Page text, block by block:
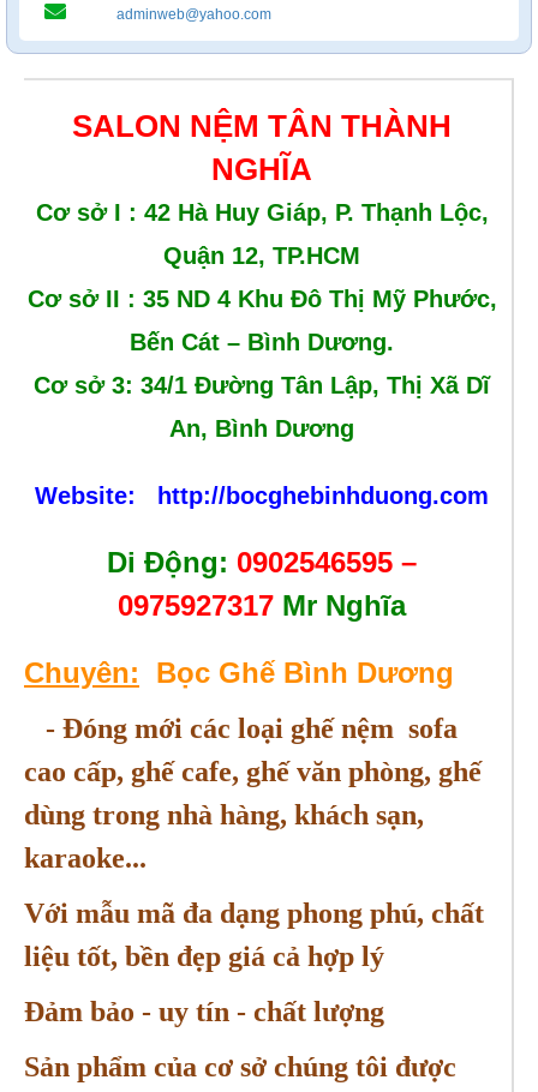
adminweb@yahoo.com
SALON NỆM TÂN THÀNH
NGHĨA
Cơ sở I : 42 Hà Huy Giáp, P. Thạnh Lộc,
Quận 12, TP.HCM
Cơ sở II : 35 ND 4 Khu Đô Thị Mỹ Phước,
Bến Cát – Bình Dương.
Cơ sở 3: 34/1 Đường Tân Lập, Thị Xã Dĩ
An, Bình Dương
Website: http://bocghebinhduong.com
Di Động: 0902546595 –
0975927317 Mr Nghĩa
Chuyên: Bọc Ghế Bình Dương
- Đóng mới các loại ghế nệm sofa
cao cấp, ghế cafe, ghế văn phòng, ghế
dùng trong nhà hàng, khách sạn,
karaoke...
Với mẫu mã đa dạng phong phú, chất
liệu tốt, bền đẹp giá cả hợp lý
Đảm bảo - uy tín - chất lượng
Sản phẩm của cơ sở chúng tôi được